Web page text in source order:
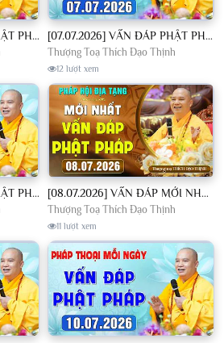
[06.07.2026] VẤN ĐÁP PHẬT PHÁP - Nghe Thầy giảng Pháp mỗi ngày CÔNG ĐỨC VÔ LƯỢNG│TT. Thích Đạo Thịnh [07.07.2026] VẤN ĐÁP PHẬT PHÁP - Nghe Thầy giảng Pháp mỗi ngày CÔNG ĐỨC VÔ LƯỢNG│TT. Thích Đạo Thịnh
Thượng Toạ Thích Đạo Thịnh
12 lượt xem
[08.07.2026] VẤN ĐÁP PHẬT PHÁP - Nghe Thầy giảng Pháp mỗi ngày CÔNG ĐỨC VÔ LƯỢNG│TT. Thích Đạo Thịnh [08.07.2026] VẤN ĐÁP MỚI NHẤT - Pháp Hội Địa Tạng Chùa Khai Nguyên | TT. Thích Đạo Thịnh
Thượng Toạ Thích Đạo Thịnh
11 lượt xem